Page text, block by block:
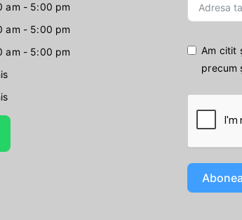
am - 5:00 pm
am - 5:00 pm
am - 5:00 pm
Am citit
precum